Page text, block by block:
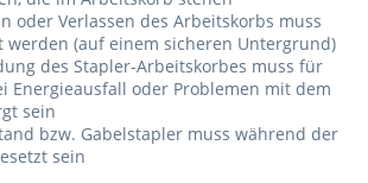
oder Verlassen des Arbeitskorbs muss
werden (auf einem sicheren Untergrund)
des Stapler-Arbeitskorbes muss für
Energieausfall oder Problemen mit dem
sein
bzw. Gabelstapler muss während der
sein